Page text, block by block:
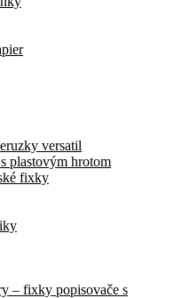
versatil
plastovým hrotom
fixky
– fixky popisovače s